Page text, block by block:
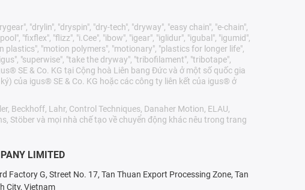
"drylin", "dryspin", "dry-tech", "dryway", "easy chain", "e-chain",
"fixflex", "flizz", "i.Cee", "ibow", "igear", "iglidur", "igubal", "igumid",
plastics", "motion polymers", "motionary", "plastics for longer life",
"superwise", "take the dryway", "tribofilament", "tribotape",
SE & Co. KG tại Cộng hoà Liên bang Đức và ở một số quốc gia
của igus® SE & Co. KG hoặc các công ty liên kết của igus® ở
Beckhoff, Lahr, Control Techniques, Danaher Motion, ELAU,
Stöber và mọi nhà chế tạo về chuyển động khác nêu trong trang
LIMITED
Factory G, Street No. 17, Tan Thuan Export Processing Zone, Tan
City, Vietnam